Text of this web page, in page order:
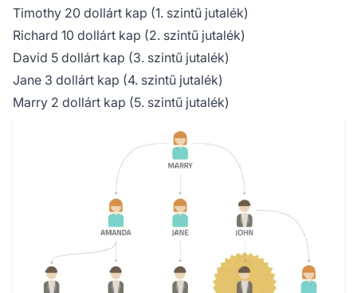
Timothy 20 dollárt kap (1. szintű jutalék)
Richard 10 dollárt kap (2. szintű jutalék)
David 5 dollárt kap (3. szintű jutalék)
Jane 3 dollárt kap (4. szintű jutalék)
Marry 2 dollárt kap (5. szintű jutalék)